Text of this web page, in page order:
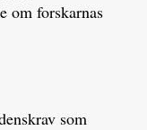
om forskarnas
som